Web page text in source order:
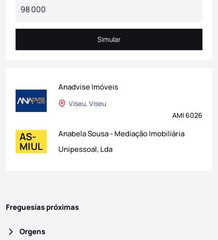
Simular
Simular
Anadvise Imóveis
Viseu, Viseu
AMI 6026
AS-
MIUL
Anabela Sousa - Mediação Imobiliária
Unipessoal, Lda
Freguesias próximas
Orgens